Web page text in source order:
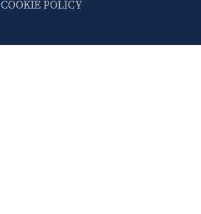
COOKIE POLICY